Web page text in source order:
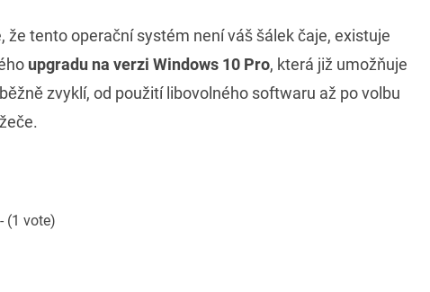
že tento operační systém není váš šálek čaje, existuje
upgradu na verzi Windows 10 Pro, která již umožňuje
zvyklí, od použití libovolného softwaru až po volbu
(1 vote)